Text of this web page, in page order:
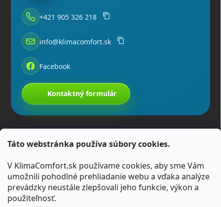
Táto webstránka používa súbory cookies.
V KlimaComfort.sk používame cookies, aby sme Vám
umožnili pohodlné prehliadanie webu a vďaka analýze
prevádzky neustále zlepšovali jeho funkcie, výkon a
použiteľnosť.
+421 905 326 218
info@klimacomfort.sk
Facebook
Kontaktný formulár